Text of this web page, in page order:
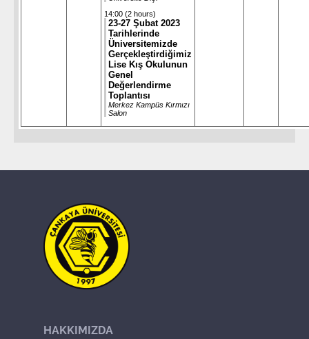
14:00 (2 hours)
23-27 Şubat 2023
Tarihlerinde
Üniversitemizde
Gerçekleştirdiğimiz
Lise Kış Okulunun
Genel
Değerlendirme
Toplantısı
Merkez Kampüs Kırmızı
Salon
HAKKIMIZDA